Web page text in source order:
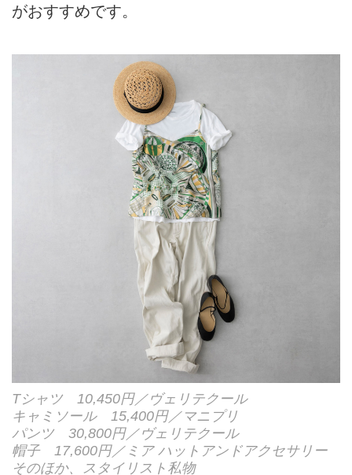
がおすすめです。
Tシャツ 10,450円／ヴェリテクール
キャミソール 15,400円／マニプリ
パンツ 30,800円／ヴェリテクール
帽子 17,600円／ミア ハットアンドアクセサリー
そのほか、スタイリスト私物